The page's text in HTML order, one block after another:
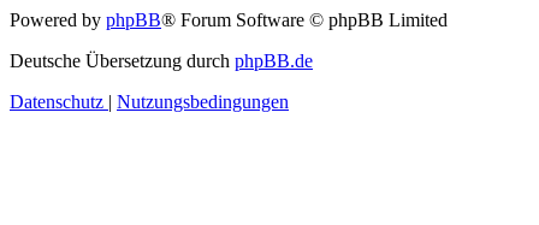
Powered by phpBB® Forum Software © phpBB Limited
Deutsche Übersetzung durch phpBB.de
Datenschutz | Nutzungsbedingungen